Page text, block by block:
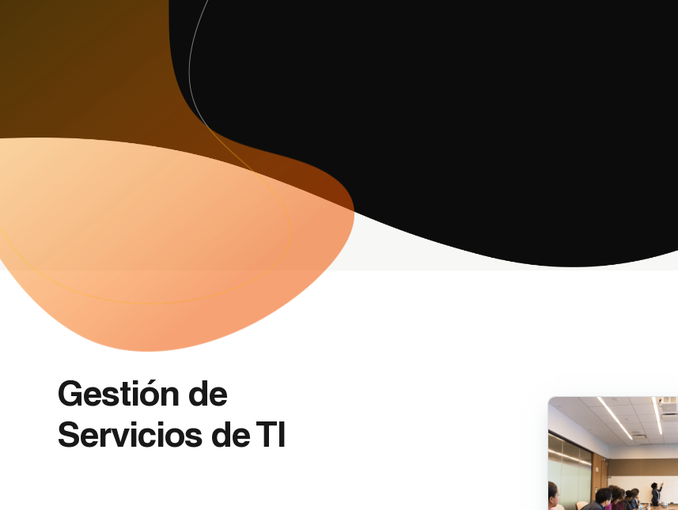
Gestión de
Servicios de TI